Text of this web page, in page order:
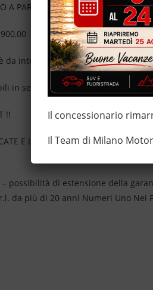
A PARTE OLTRE AL
è da intendersi passaggio di
in sede, non esistate a contattarci
!!
E IGIENIZZATE CON
possibilità di estensione della
da più di 20 anni Numeri Uno Nei
Il concessionario
Il Team di Milano